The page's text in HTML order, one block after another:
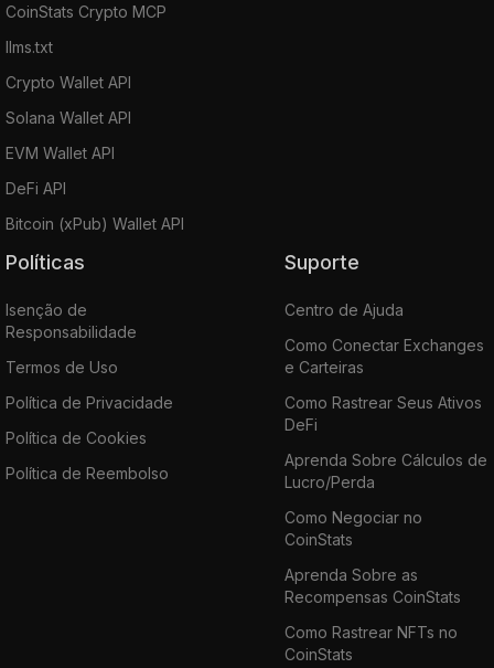
CoinStats Crypto MCP
llms.txt
Crypto Wallet API
Solana Wallet API
EVM Wallet API
DeFi API
Bitcoin (xPub) Wallet API
Políticas
Isenção de
Responsabilidade
Termos de Uso
Política de Privacidade
Política de Cookies
Política de Reembolso
Suporte
Centro de Ajuda
Como Conectar Exchanges
e Carteiras
Como Rastrear Seus Ativos
DeFi
Aprenda Sobre Cálculos de
Lucro/Perda
Como Negociar no
CoinStats
Aprenda Sobre as
Recompensas CoinStats
Como Rastrear NFTs no
CoinStats